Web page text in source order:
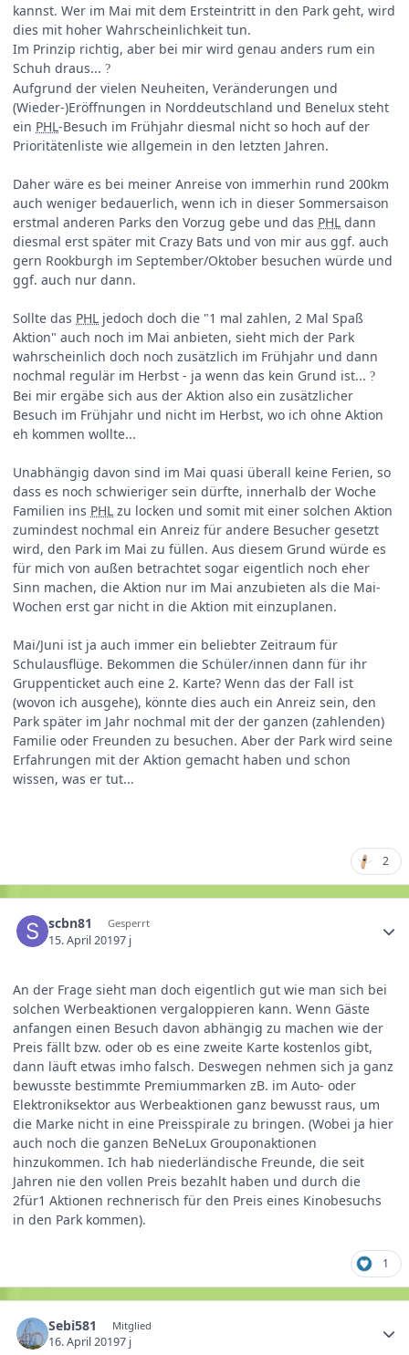
kannst. Wer im Mai mit dem Ersteintritt in den Park geht, wird
dies mit hoher Wahrscheinlichkeit tun.
Im Prinzip richtig, aber bei mir wird genau anders rum ein
Schuh draus... ?
Aufgrund der vielen Neuheiten, Veränderungen und
(Wieder-)Eröffnungen in Norddeutschland und Benelux steht
ein PHL-Besuch im Frühjahr diesmal nicht so hoch auf der
Prioritätenliste wie allgemein in den letzten Jahren.
Daher wäre es bei meiner Anreise von immerhin rund 200km
auch weniger bedauerlich, wenn ich in dieser Sommersaison
erstmal anderen Parks den Vorzug gebe und das PHL dann
diesmal erst später mit Crazy Bats und von mir aus ggf. auch
gern Rookburgh im September/Oktober besuchen würde und
ggf. auch nur dann.
Sollte das PHL jedoch doch die "1 mal zahlen, 2 Mal Spaß
Aktion" auch noch im Mai anbieten, sieht mich der Park
wahrscheinlich doch noch zusätzlich im Frühjahr und dann
nochmal regulär im Herbst - ja wenn das kein Grund ist... ?
Bei mir ergäbe sich aus der Aktion also ein zusätzlicher
Besuch im Frühjahr und nicht im Herbst, wo ich ohne Aktion
eh kommen wollte...
Unabhängig davon sind im Mai quasi überall keine Ferien, so
dass es noch schwieriger sein dürfte, innerhalb der Woche
Familien ins PHL zu locken und somit mit einer solchen Aktion
zumindest nochmal ein Anreiz für andere Besucher gesetzt
wird, den Park im Mai zu füllen. Aus diesem Grund würde es
für mich von außen betrachtet sogar eigentlich noch eher
Sinn machen, die Aktion nur im Mai anzubieten als die Mai-
Wochen erst gar nicht in die Aktion mit einzuplanen.
Mai/Juni ist ja auch immer ein beliebter Zeitraum für
Schulausflüge. Bekommen die Schüler/innen dann für ihr
Gruppenticket auch eine 2. Karte? Wenn das der Fall ist
(wovon ich ausgehe), könnte dies auch ein Anreiz sein, den
Park später im Jahr nochmal mit der der ganzen (zahlenden)
Familie oder Freunden zu besuchen. Aber der Park wird seine
Erfahrungen mit der Aktion gemacht haben und schon
wissen, was er tut...
2
scbn81 Gesperrt
15. April 20197 j
An der Frage sieht man doch eigentlich gut wie man sich bei
solchen Werbeaktionen vergaloppieren kann. Wenn Gäste
anfangen einen Besuch davon abhängig zu machen wie der
Preis fällt bzw. oder ob es eine zweite Karte kostenlos gibt,
dann läuft etwas imho falsch. Deswegen nehmen sich ja ganz
bewusste bestimmte Premiummarken zB. im Auto- oder
Elektroniksektor aus Werbeaktionen ganz bewusst raus, um
die Marke nicht in eine Preisspirale zu bringen. (Wobei ja hier
auch noch die ganzen BeNeLux Grouponaktionen
hinzukommen. Ich hab niederländische Freunde, die seit
Jahren nie den vollen Preis bezahlt haben und durch die
2für1 Aktionen rechnerisch für den Preis eines Kinobesuchs
in den Park kommen).
1
Sebi581 Mitglied
16. April 20197 j